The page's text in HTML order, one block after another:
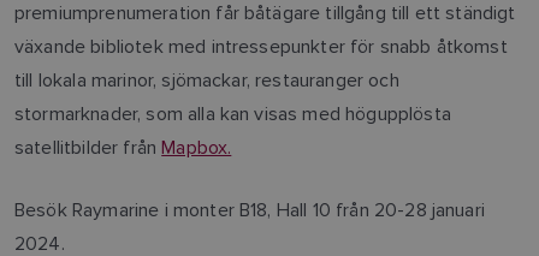
premiumprenumeration får båtägare tillgång till ett ständigt
växande bibliotek med intressepunkter för snabb åtkomst
till lokala marinor, sjömackar, restauranger och
stormarknader, som alla kan visas med högupplösta
satellitbilder frånMapbox.
Besök Raymarine i monter B18, Hall 10 från 20-28 januari
2024.